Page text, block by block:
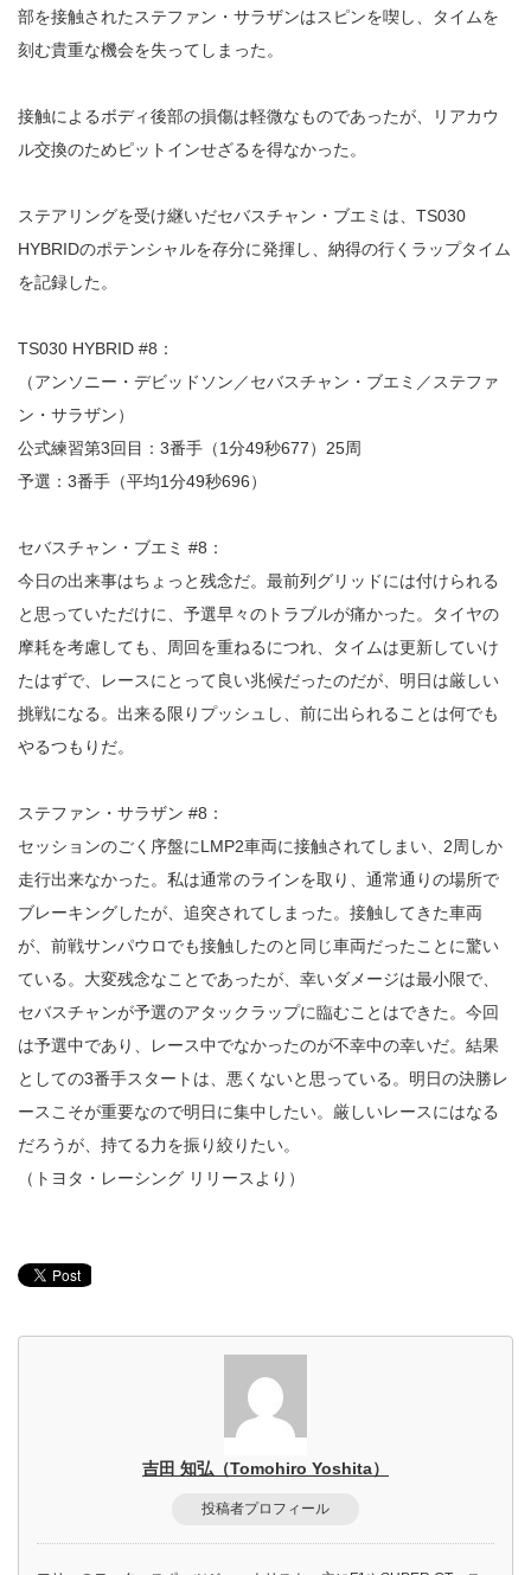
部を接触されたステファン・サラザンはスピンを喫し、タイムを
刻む貴重な機会を失ってしまった。
接触によるボディ後部の損傷は軽微なものであったが、リアカウ
ル交換のためピットインせざるを得なかった。
ステアリングを受け継いだセバスチャン・ブエミは、TS030
HYBRIDのポテンシャルを存分に発揮し、納得の行くラップタイム
を記録した。
TS030 HYBRID #8：
（アンソニー・デビッドソン／セバスチャン・ブエミ／ステファ
ン・サラザン）
公式練習第3回目：3番手（1分49秒677）25周
予選：3番手（平均1分49秒696）
セバスチャン・ブエミ #8：
今日の出来事はちょっと残念だ。最前列グリッドには付けられる
と思っていただけに、予選早々のトラブルが痛かった。タイヤの
摩耗を考慮しても、周回を重ねるにつれ、タイムは更新していけ
たはずで、レースにとって良い兆候だったのだが、明日は厳しい
挑戦になる。出来る限りプッシュし、前に出られることは何でも
やるつもりだ。
ステファン・サラザン #8：
セッションのごく序盤にLMP2車両に接触されてしまい、2周しか
走行出来なかった。私は通常のラインを取り、通常通りの場所で
ブレーキングしたが、追突されてしまった。接触してきた車両
が、前戦サンパウロでも接触したのと同じ車両だったことに驚い
ている。大変残念なことであったが、幸いダメージは最小限で、
セバスチャンが予選のアタックラップに臨むことはできた。今回
は予選中であり、レース中でなかったのが不幸中の幸いだ。結果
としての3番手スタートは、悪くないと思っている。明日の決勝レ
ースこそが重要なので明日に集中したい。厳しいレースにはなる
だろうが、持てる力を振り絞りたい。
（トヨタ・レーシング リリースより）
吉田 知弘（Tomohiro Yoshita）
投稿者プロフィール